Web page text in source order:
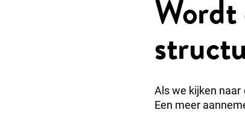
Wordt
Als we kijken
Een meer